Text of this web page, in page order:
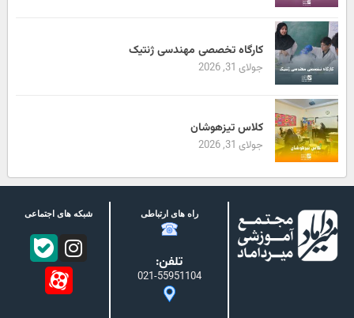
کارگاه تخصصی مهندسی ژنتیک
جولای 31, 2026
کلاس تیزهوشان
جولای 31, 2026
راه های ارتباطی
تلفن:
021-55951104
شبکه های اجتماعی